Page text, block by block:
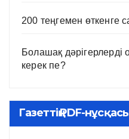
200 теңгемен өткенге
Болашақ дәрігерлерді
керек пе?
Газеттің PDF-